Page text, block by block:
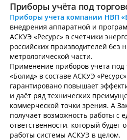
Приборы учёта под
Приборы учета компании НВП
внедрения аппаратной и
АСКУЭ «Ресурс» в счетчики
российских производителей без
метрологической части.
Применение приборов учета под
«Болид» в составе АСКУЭ
гарантировано повышает
и даёт ряд технических
коммерческой точки зрения. А
получает возможность работы с
ответственности, который будет
работы системы АСКУЭ в целом.